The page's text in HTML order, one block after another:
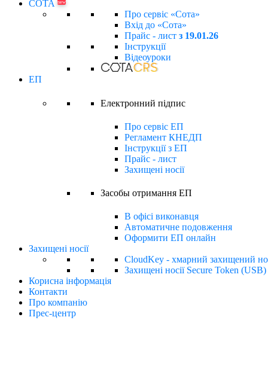
СОТА new
Про сервіс «Сота»
Вхід до «Сота»
Прайс - лист з 19.01.26
Інструкції
Відеоуроки
ЕП
Електронний підпиc
Про сервіс ЕП
Регламент КНЕДП
Інструкції з ЕП
Прайс - лист
Захищені носії
Засобы отримання ЕП
В офісі виконавця
Автоматичне подовження
Оформити ЕП онлайн
Захищені носії
CloudKey - хмарний захищений
Захищені носії Secure Token (USB)
Корисна інформація
Контакти
Про компанію
Прес-центр